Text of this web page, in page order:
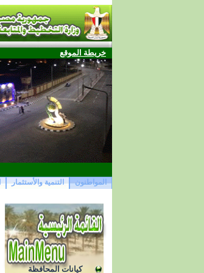
خريطة الموقع
المواطنون التنمية والأستثمار
كيانات المحافظة